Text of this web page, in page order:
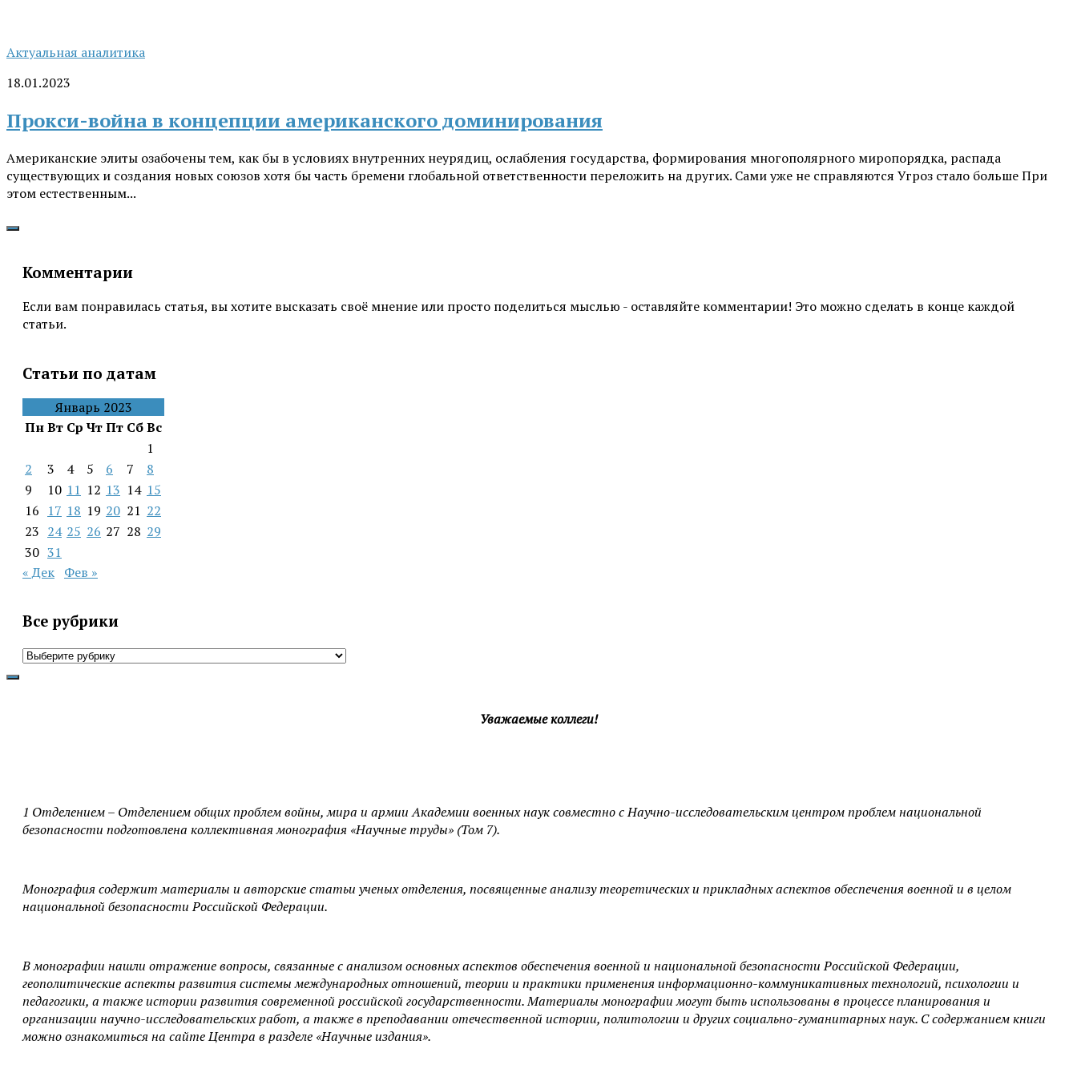
Актуальная аналитика
18.01.2023
Прокси-война в концепции американского доминирования
Американские элиты озабочены тем, как бы в условиях внутренних неурядиц, ослабления государства, формирования многополярного миропорядка, распада
существующих и создания новых союзов хотя бы часть бремени глобальной ответственности переложить на других. Сами уже не справляются Угроз стало больше При
этом естественным...
Комментарии
Если вам понравилась статья, вы хотите высказать своё мнение или просто поделиться мыслью - оставляйте комментарии! Это можно сделать в конце каждой
статьи.
Статьи по датам
Январь 2023
ПнВт Ср ЧтПт СбВс
1
2
3 4 5 6 7
8
9
10 11 12 13 14 15
16 17 18 19 20 21 22
23 24 25 26 27 28 29
30 31
« Дек Фев »
Все рубрики
Все
Уважаемые коллеги!
1 Отделением – Отделением общих проблем войны, мира и армии Академии военных наук совместно с Научно-исследовательским центром проблем национальной
безопасности подготовлена коллективная монография «Научные труды» (Том 7).
Монография содержит материалы и авторские статьи ученых отделения, посвященные анализу теоретических и прикладных аспектов обеспечения военной и в целом
национальной безопасности Российской Федерации.
В монографии нашли отражение вопросы, связанные с анализом основных аспектов обеспечения военной и национальной безопасности Российской Федерации,
геополитические аспекты развития системы международных отношений, теории и практики применения информационно-коммуникативных технологий, психологии и
педагогики, а также истории развития современной российской государственности. Материалы монографии могут быть использованы в процессе планирования и
организации научно-исследовательских работ, а также в преподавании отечественной истории, политологии и других социально-гуманитарных наук. С содержанием книги
можно ознакомиться на сайте Центра в разделе «Научные издания».